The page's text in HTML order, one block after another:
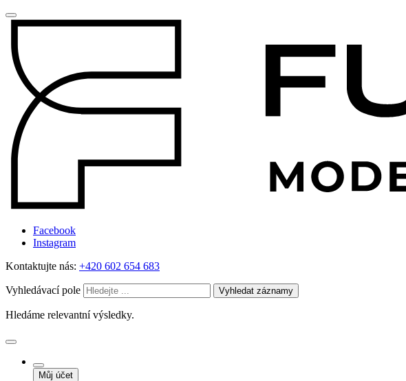
Facebook
Instagram
Kontaktujte nás: +420 602 654 683
Vyhledávací pole Vyhledat záznamy
Hledáme relevantní výsledky.
Můj účet